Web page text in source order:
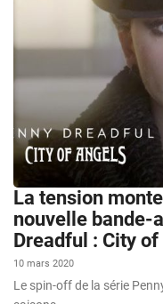
La tension
nouvelle bande-
Dreadful : City
10 mars 2020
Le spin-off de la série